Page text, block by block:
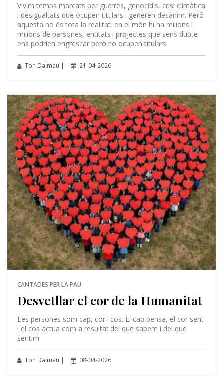
Vivim temps marcats per guerres, genocidis, crisi climàtica
i desigualtats que ocupen titulars i generen desànim. Però
aquesta no és tota la realitat, en el món hi ha milions i
milions de persones, entitats i projectes que sens dubte
ens podrien engrescar però no ocupen titulars
Ton Dalmau | 21-04-2026
CANTADES PER LA PAU
Desvetllar el cor de la Humanitat
Les persones som cap, cor i cos. El cap pensa, el cor sent
i el cos actua com a resultat del que sabem i del que
sentim
Ton Dalmau | 08-04-2026